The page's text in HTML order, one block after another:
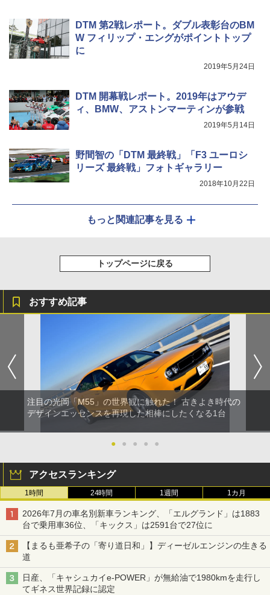
DTM 第2戦レポート。ダブル表彰台のBM
W フィリップ・エングがポイントトップ
に
2019年5月24日
DTM 開幕戦レポート。2019年はアウデ
ィ、BMW、アストンマーティンが参戦
2019年5月14日
野間智の「DTM 最終戦」「F3 ユーロシ
リーズ 最終戦」フォトギャラリー
2018年10月22日
もっと関連記事を見る
トップページに戻る
おすすめ記事
注目の光岡「M55」の世界観に触れた！ 古きよき時代の
デザインエッセンスを再現した相棒にしたくなる1台
● ● ● ● ●
アクセスランキング
1時間 24時間 1週間 1カ月
2026年7月の車名別新車ランキング、「エルグランド」は1883
台で乗用車36位、「キックス」は2591台で27位に
【まるも亜希子の「寄り道日和」】ディーゼルエンジンの生きる
道
日産、「キャシュカイe-POWER」が無給油で1980kmを走行し
てギネス世界記録に認定